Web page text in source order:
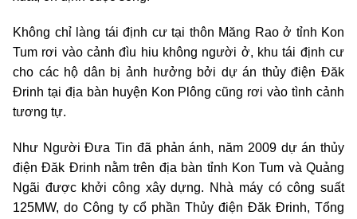
Không chỉ làng tái định cư tại thôn Măng Rao ở tỉnh Kon
Tum rơi vào cảnh đìu hiu không người ở, khu tái định cư
cho các hộ dân bị ảnh hưởng bởi dự án thủy điện Đăk
Đrinh tại địa bàn huyện Kon Plông cũng rơi vào tình cảnh
tương tự.
Như Người Đưa Tin đã phản ánh, năm 2009 dự án thủy
điện Đăk Đrinh nằm trên địa bàn tỉnh Kon Tum và Quảng
Ngãi được khởi công xây dựng. Nhà máy có công suất
125MW, do Công ty cổ phần Thủy điện Đăk Đrinh, Tổng